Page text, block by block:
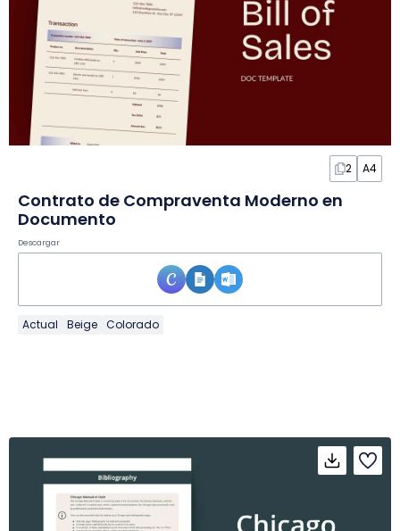
2 A4
Contrato de Compraventa Moderno en
Documento
Descargar
Actual Beige Colorado